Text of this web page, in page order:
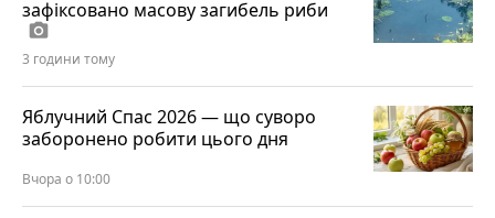
зафіксовано масову загибель риби
photo_camera
3 години тому
Яблучний Спас 2026 — що суворо
заборонено робити цього дня
Вчора о 10:00